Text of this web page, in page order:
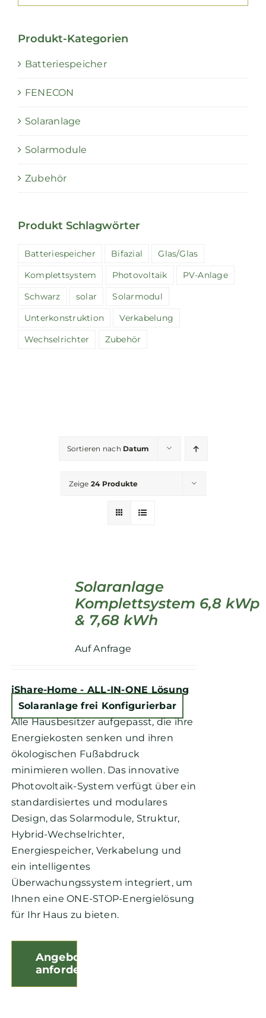
Sortieren nach Datum
Zeige 24 Produkte
Solaranlage
Komplettsystem 6,8 kWp
& 7,68 kWh
Auf Anfrage
iShare-Home - ALL-IN-ONE Lösung
Solaranlage frei Konfigurierbar
Alle Hausbesitzer aufgepasst, die ihre
Energiekosten senken und ihren
ökologischen Fußabdruck
minimieren wollen. Das innovative
Photovoltaik-System verfügt über ein
standardisiertes und modulares
Design, das Solarmodule, Struktur,
Hybrid-Wechselrichter,
Energiespeicher, Verkabelung und
ein intelligentes
Überwachungssystem integriert, um
Ihnen eine ONE-STOP-Energielösung
für Ihr Haus zu bieten.
Angebot
anfordern
Produkt-Kategorien
Batteriespeicher
FENECON
Solaranlage
Solarmodule
Zubehör
Produkt Schlagwörter
Batteriespeicher Bifazial
Glas/Glas
Komplettsystem
Photovoltaik
PV-Anlage
Schwarz
solar
Solarmodul
Unterkonstruktion
Verkabelung
Wechselrichter
Zubehör